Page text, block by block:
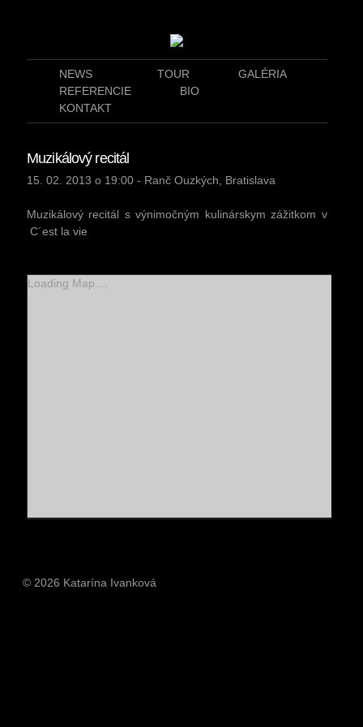
NEWS TOUR
GALÉRIA
REFERENCIE
BIO
KONTAKT
Muzikálový recitál
15. 02. 2013 o 19:00 - Ranč Ouzkých, Bratislava
Muzikálový recitál s výnimočným kulinárskym zážitkom v
C´est la vie
Loading Map....
© 2026 Katarína Ivanková